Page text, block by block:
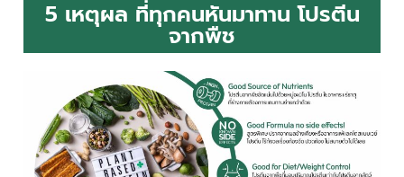
5 เหตุผล ที่ทุกคนหันมาทาน โปรตีน
จากพืช